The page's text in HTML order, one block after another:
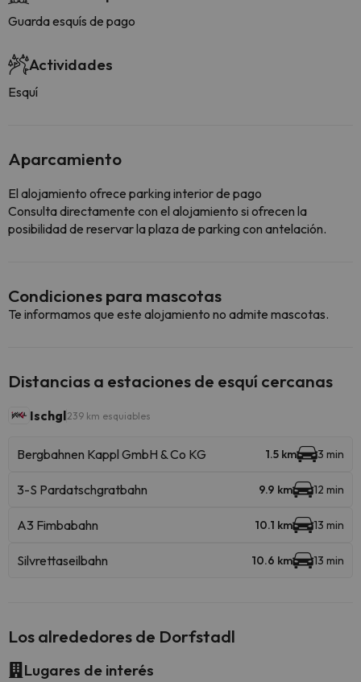
Guarda esquís de pago
Actividades
Esquí
Aparcamiento
El alojamiento ofrece parking interior de pago
Consulta directamente con el alojamiento si ofrecen la
posibilidad de reservar la plaza de parking con antelación.
Condiciones para mascotas
Te informamos que este alojamiento no admite mascotas.
Distancias a estaciones de esquí cercanas
Ischgl239 km esquiables
Bergbahnen Kappl GmbH & Co KG 1.5 km 3 min
3-S Pardatschgratbahn 9.9 km 12 min
A3 Fimbabahn 10.1 km 13 min
Silvrettaseilbahn 10.6 km 13 min
Los alrededores de Dorfstadl
Lugares de interés